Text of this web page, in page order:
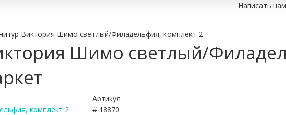
Написать
Виктория Шимо светлый/Филадельфия, комплект 2
Шимо светлый/
Артикул
# 18870